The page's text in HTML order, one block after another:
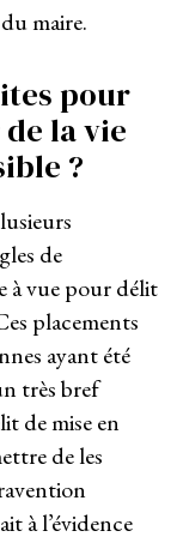
maire.
pour
la vie
?
de
à vue pour délit
placements
ayant été
très bref
de mise en
de les
à l’évidence